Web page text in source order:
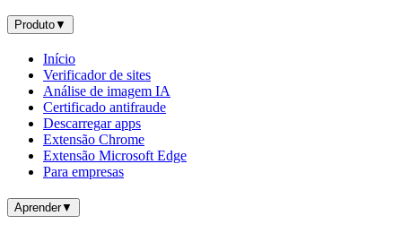
Produto▼
Início
Verificador de sites
Análise de imagem IA
Certificado antifraude
Descarregar apps
Extensão Chrome
Extensão Microsoft Edge
Para empresas
Aprender▼